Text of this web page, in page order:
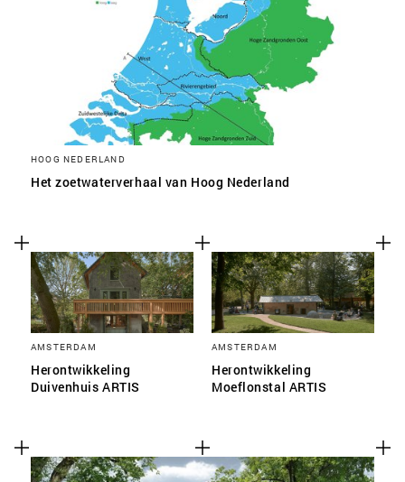
HOOG NEDERLAND
Het zoetwaterverhaal van Hoog Nederland
AMSTERDAM
Herontwikkeling
Duivenhuis ARTIS
AMSTERDAM
Herontwikkeling
Moeflonstal ARTIS